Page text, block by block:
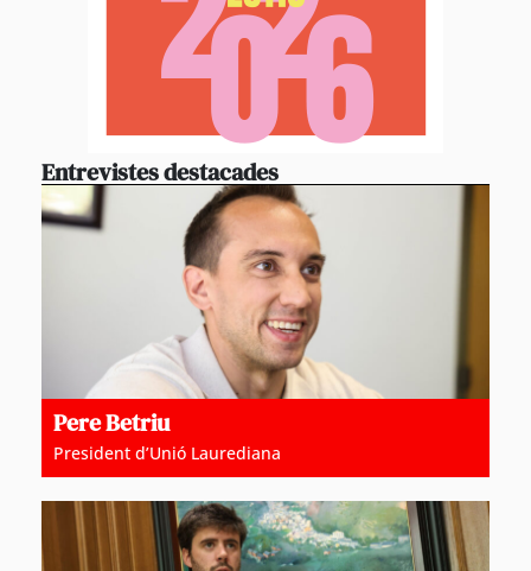
Entrevistes destacades
Pere Betriu
President d’Unió Laurediana